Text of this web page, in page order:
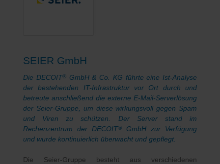
SEIER GmbH
Die DECOIT®GmbH & Co. KG führte eine Ist-Analyse
der bestehenden IT-Infrastruktur vor Ort durch und
betreute anschließend die externe E-Mail-Serverlösung
der Seier-Gruppe, um diese wirkungsvoll gegen Spam
und Viren zu schützen. Der Server stand im
Rechenzentrum der DECOIT®
GmbH zur Verfügung
und wurde kontinuierlich überwacht und gepflegt.
Die Seier-Gruppe besteht aus verschiedenen